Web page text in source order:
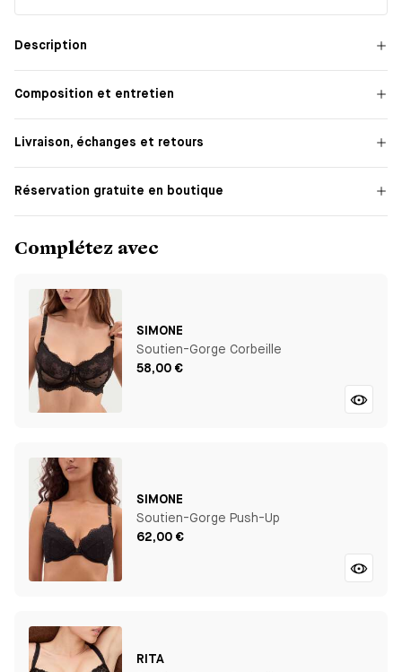
Description
Composition et entretien
Livraison, échanges et retours
Réservation gratuite en boutique
Complétez avec
SIMONE
Soutien-Gorge Corbeille
58,00 €
SIMONE
Soutien-Gorge Push-Up
62,00 €
RITA